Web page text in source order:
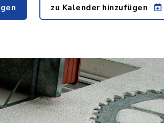
zu Kalender hinzufügen